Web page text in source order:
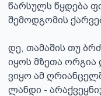
წარსულს წყდება
შემოდგომის
დე, თამაშის თუ
იყოს მზეთა ორგია
ვიყო ამ
ლანდი -